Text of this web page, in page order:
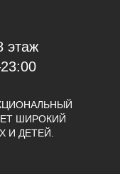
этаж
ШИРОКИЙ
И ДЕТЕЙ.